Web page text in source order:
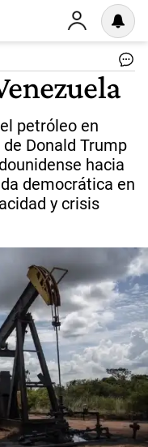
petróleo en
Donald Trump
hacia
democrática en
y crisis